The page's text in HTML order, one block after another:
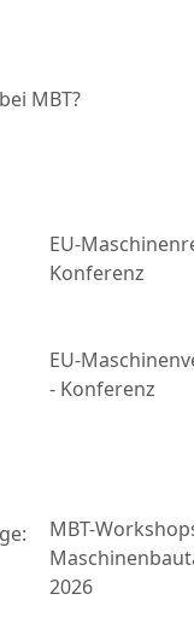
MBT?
EU-
Konferenz
EU-
- Konferenz
MBT-
2026